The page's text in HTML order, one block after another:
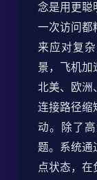
念是用更聪
一次访问都
来应对复
景，飞机加
北美、欧洲
连接路径缩
动。除了
题。系统通
点状态，在